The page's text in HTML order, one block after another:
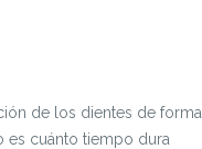
de los dientes de forma
es cuánto tiempo dura